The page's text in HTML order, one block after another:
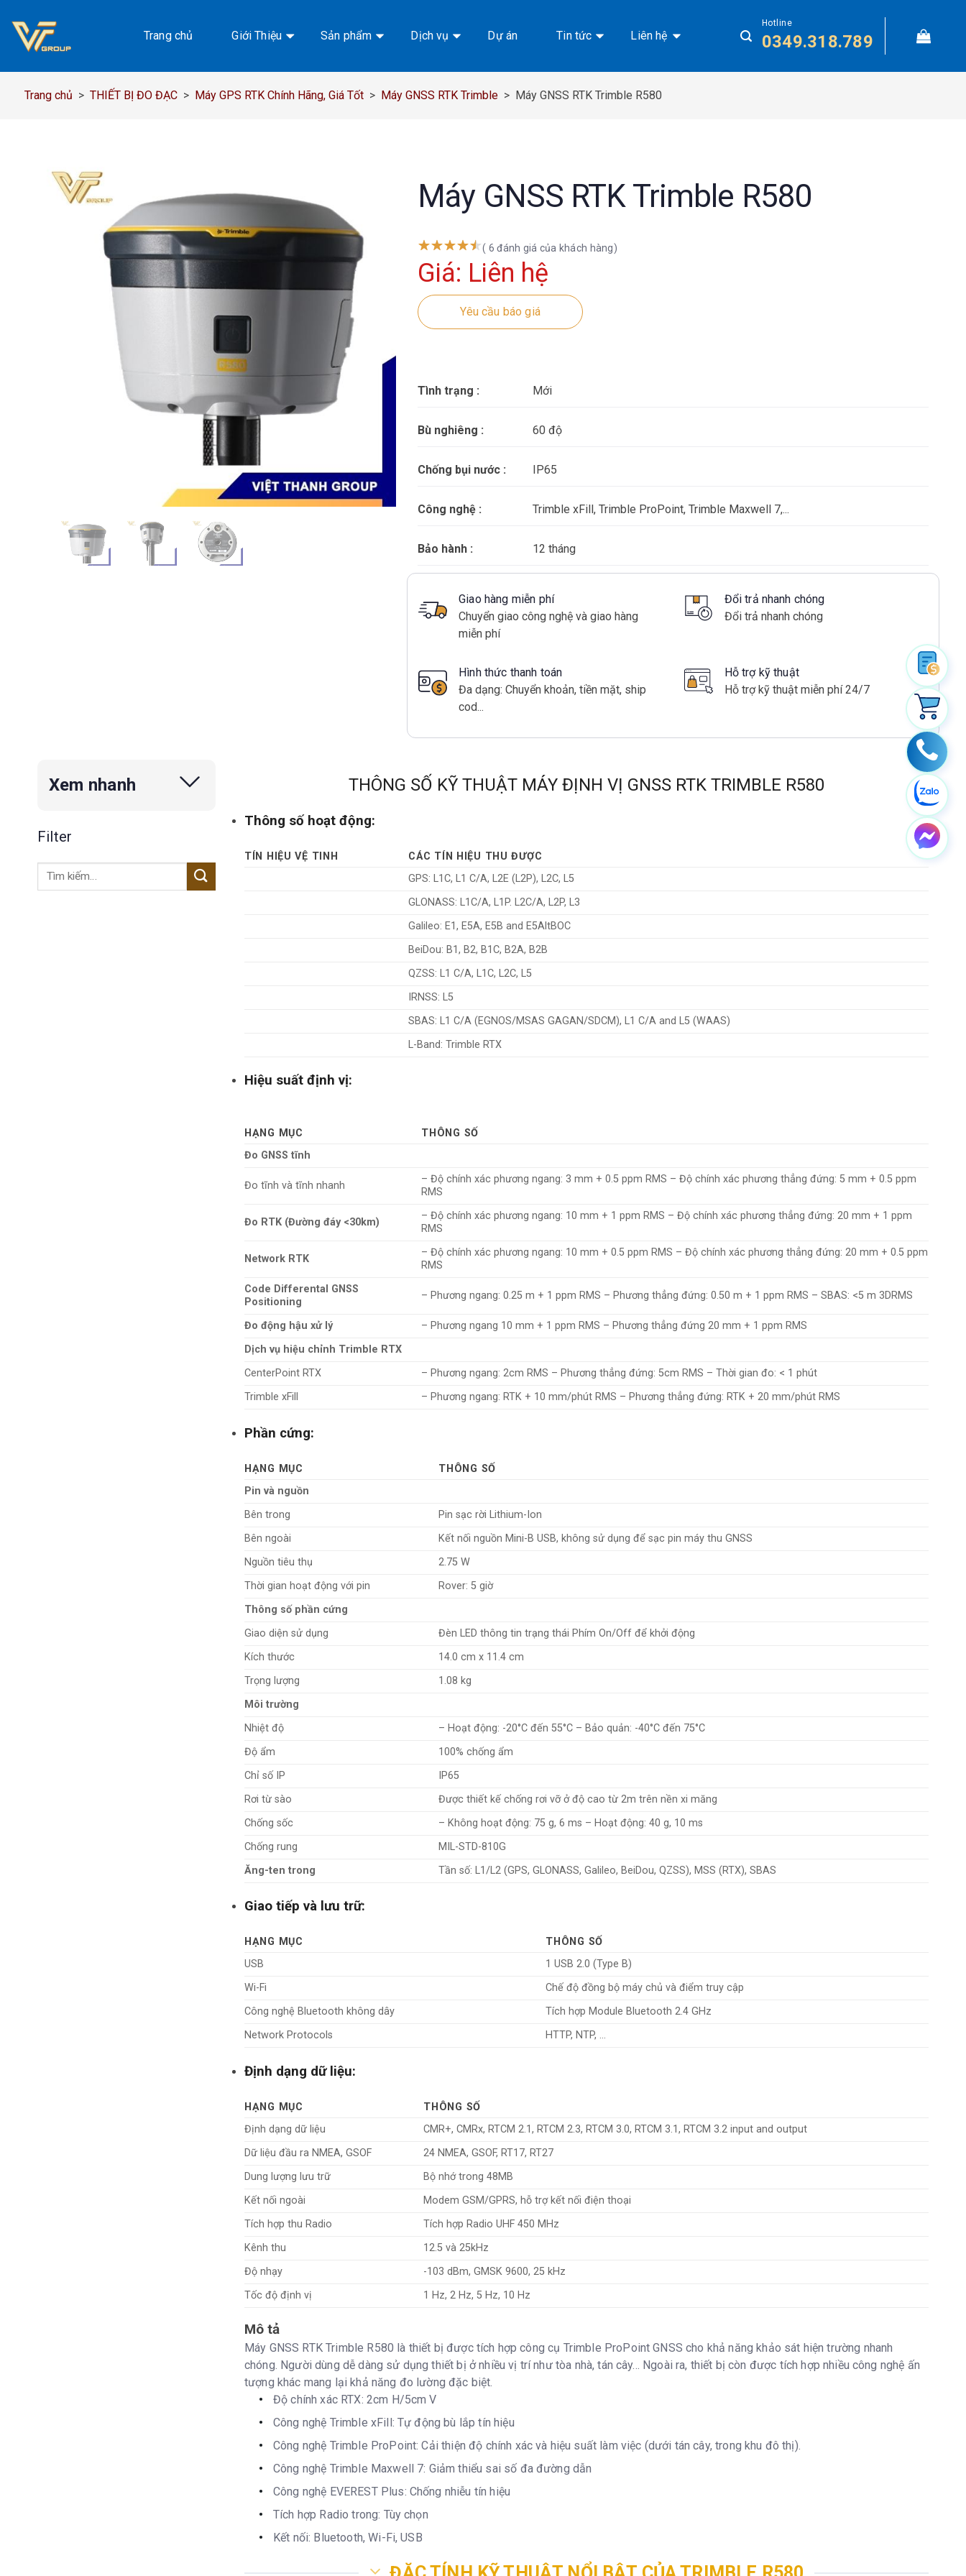
đến
Trang chủ Giới Thiệu Sản phẩm Dịch vụ Dự án Tin tức Liên hệ
Hotline
0349.318.789
Trang chủ > THIẾT BỊ ĐO ĐẠC > Máy GPS RTK Chính Hãng, Giá Tốt > Máy GNSS RTK Trimble > Máy GNSS RTK Trimble R580
Máy GNSS RTK Trimble R580
( 6 đánh giá của khách hàng)
Giá: Liên hệ
Yêu cầu báo giá
Tình trạng : Mới
Bù nghiêng : 60 độ
Chống bụi nước : IP65
Công nghệ : Trimble xFill, Trimble ProPoint, Trimble Maxwell 7,...
Bảo hành : 12 tháng
Giao hàng miễn phí
Chuyển giao công nghệ và giao hàng
miễn phí
Đổi trả nhanh chóng
Đổi trả nhanh chóng
Hình thức thanh toán
Đa dạng: Chuyển khoản, tiền mặt, ship
cod...
Hỗ trợ kỹ thuật
Hỗ trợ kỹ thuật miễn phí 24/7
Xem nhanh
Filter
Tìm
THÔNG SỐ KỸ THUẬT MÁY ĐỊNH VỊ GNSS RTK TRIMBLE R580
Thông số hoạt động:
TÍN HIỆU VỆ TINH
CÁC TÍN HIỆU THU ĐƯỢC
GPS: L1C, L1 C/A, L2E (L2P), L2C, L5
GLONASS: L1C/A, L1P. L2C/A, L2P, L3
Galileo: E1, E5A, E5B and E5AltBOC
BeiDou: B1, B2, B1C, B2A, B2B
QZSS: L1 C/A, L1C, L2C, L5
IRNSS: L5
SBAS: L1 C/A (EGNOS/MSAS GAGAN/SDCM), L1 C/A and L5 (WAAS)
L-Band: Trimble RTX
Hiệu suất định vị:
HẠNG MỤC
THÔNG SỐ
Đo GNSS tĩnh
Đo tĩnh và tĩnh nhanh
– Độ chính xác phương ngang: 3 mm + 0.5 ppm RMS – Độ chính xác phương thẳng đứng: 5 mm + 0.5 ppm
RMS
Đo RTK (Đường đáy <30km)
– Độ chính xác phương ngang: 10 mm + 1 ppm RMS – Độ chính xác phương thẳng đứng: 20 mm + 1 ppm
RMS
Network RTK
– Độ chính xác phương ngang: 10 mm + 0.5 ppm RMS – Độ chính xác phương thẳng đứng: 20 mm + 0.5 ppm
RMS
Code Differental GNSS
Positioning
– Phương ngang: 0.25 m + 1 ppm RMS – Phương thẳng đứng: 0.50 m + 1 ppm RMS – SBAS: <5 m 3DRMS
Đo động hậu xử lý
– Phương ngang 10 mm + 1 ppm RMS – Phương thẳng đứng 20 mm + 1 ppm RMS
Dịch vụ hiệu chỉnh Trimble RTX
CenterPoint RTX
– Phương ngang: 2cm RMS – Phương thẳng đứng: 5cm RMS – Thời gian đo: < 1 phút
Trimble xFill
– Phương ngang: RTK + 10 mm/phút RMS – Phương thẳng đứng: RTK + 20 mm/phút RMS
Phần cứng:
HẠNG MỤC
THÔNG SỐ
Pin và nguồn
Bên trong
Pin sạc rời Lithium-Ion
Bên ngoài
Kết nối nguồn Mini-B USB, không sử dụng để sạc pin máy thu GNSS
Nguồn tiêu thụ
2.75 W
Thời gian hoạt động với pin
Rover: 5 giờ
Thông số phần cứng
Giao diện sử dụng
Đèn LED thông tin trạng thái Phím On/Off để khởi động
Kích thước
14.0 cm x 11.4 cm
Trọng lượng
1.08 kg
Môi trường
Nhiệt độ
– Hoạt động: -20°C đến 55°C – Bảo quản: -40°C đến 75°C
Độ ẩm
100% chống ẩm
Chỉ số IP
IP65
Rơi từ sào
Được thiết kế chống rơi vỡ ở độ cao từ 2m trên nền xi măng
Chống sốc
– Không hoạt động: 75 g, 6 ms – Hoạt động: 40 g, 10 ms
Chống rung
MIL-STD-810G
Ăng-ten trong
Tần số: L1/L2 (GPS, GLONASS, Galileo, BeiDou, QZSS), MSS (RTX), SBAS
Giao tiếp và lưu trữ:
HẠNG MỤC
THÔNG SỐ
USB
1 USB 2.0 (Type B)
Wi-Fi
Chế độ đồng bộ máy chủ và điểm truy cập
Công nghệ Bluetooth không dây
Tích hợp Module Bluetooth 2.4 GHz
Network Protocols
HTTP, NTP, …
Định dạng dữ liệu:
HẠNG MỤC
THÔNG SỐ
Định dạng dữ liệu
CMR+, CMRx, RTCM 2.1, RTCM 2.3, RTCM 3.0, RTCM 3.1, RTCM 3.2 input and output
Dữ liệu đầu ra NMEA, GSOF
24 NMEA, GSOF, RT17, RT27
Dung lượng lưu trữ
Bộ nhớ trong 48MB
Kết nối ngoài
Modem GSM/GPRS, hỗ trợ kết nối điện thoại
Tích hợp thu Radio
Tích hợp Radio UHF 450 MHz
Kênh thu
12.5 và 25kHz
Độ nhạy
-103 dBm, GMSK 9600, 25 kHz
Tốc độ định vị
1 Hz, 2 Hz, 5 Hz, 10 Hz
Mô tả
Máy GNSS RTK Trimble R580 là thiết bị được tích hợp công cụ Trimble ProPoint GNSS cho khả năng khảo sát hiện trường nhanh
chóng. Người dùng dễ dàng sử dụng thiết bị ở nhiều vị trí như tòa nhà, tán cây... Ngoài ra, thiết bị còn được tích hợp nhiều công nghệ ấn
tượng khác mang lại khả năng đo lường đặc biệt.
Độ chính xác RTX: 2cm H/5cm V
Công nghệ Trimble xFill: Tự động bù lắp tín hiệu
Công nghệ Trimble ProPoint: Cải thiện độ chính xác và hiệu suất làm việc (dưới tán cây, trong khu đô thị).
Công nghệ Trimble Maxwell 7: Giảm thiểu sai số đa đường dẫn
Công nghệ EVEREST Plus: Chống nhiễu tín hiệu
Tích hợp Radio trong: Tùy chọn
Kết nối: Bluetooth, Wi-Fi, USB